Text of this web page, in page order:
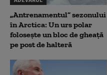
„Antrenamentul” sezonului
în Arctica: Un urs polar
folosește un bloc de gheață
pe post de halteră